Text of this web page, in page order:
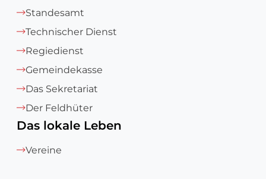
Standesamt
Technischer Dienst
Regiedienst
Gemeindekasse
Das Sekretariat
Der Feldhüter
Das lokale Leben
Vereine